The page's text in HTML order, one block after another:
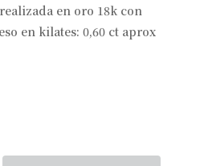
en oro 18k con
en kilates: 0,60 ct aprox